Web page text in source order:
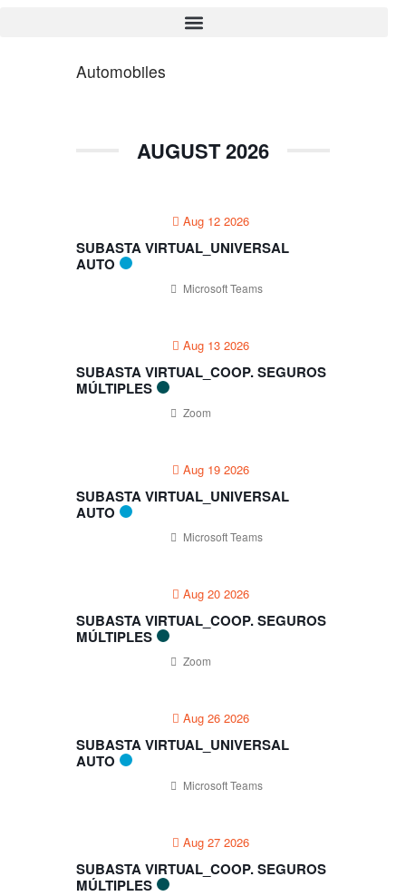
Search
Recent Posts
¡Llega nuevamente la Gran
Subasta de propiedades
¡Participa en la Gran Subasta
Híbrida de Centro Casas!
Virtual_Coop. Seguros
Múltiples
Virtual_Coop. Seguros
Múltiples
Automobiles
AUGUST 2026
Aug 12 2026
SUBASTA VIRTUAL_UNIVERSAL
AUTO
Microsoft Teams
Aug 13 2026
SUBASTA VIRTUAL_COOP. SEGUROS
MÚLTIPLES
Zoom
Aug 19 2026
SUBASTA VIRTUAL_UNIVERSAL
AUTO
Microsoft Teams
Aug 20 2026
SUBASTA VIRTUAL_COOP. SEGUROS
MÚLTIPLES
Zoom
Aug 26 2026
SUBASTA VIRTUAL_UNIVERSAL
AUTO
Microsoft Teams
Aug 27 2026
SUBASTA VIRTUAL_COOP. SEGUROS
MÚLTIPLES